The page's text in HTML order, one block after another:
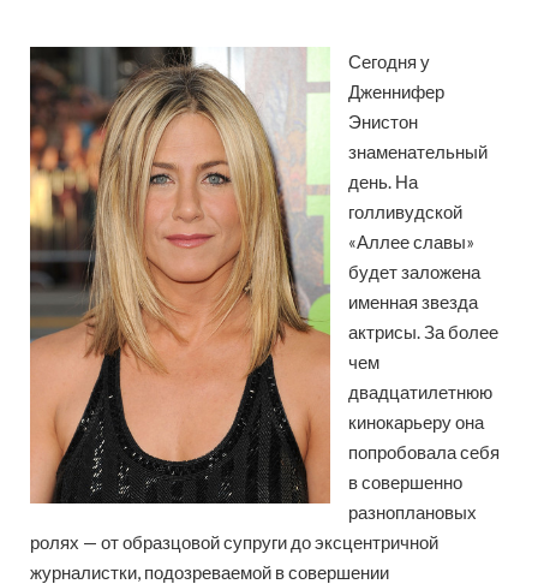
Сегодня у
Дженнифер
Энистон
знаменательный
день. На
голливудской
«Аллее славы»
будет заложена
именная звезда
актрисы. За более
чем
двадцатилетнюю
кинокарьеру она
попробовала себя
в совершенно
разноплановых
ролях — от образцовой супруги до эксцентричной
журналистки, подозреваемой в совершении